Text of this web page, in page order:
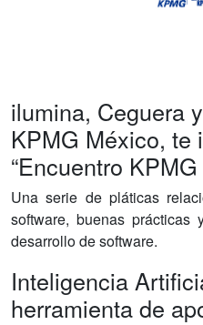
ilumina, Ceguera
KPMG México, te
“Encuentro KPMG
Una serie de pláticas
software, buenas
desarrollo de software.
Inteligencia
herramienta de